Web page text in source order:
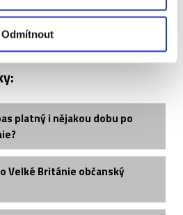
Odmítnout
platný i nějakou dobu po
Velké Británie občanský